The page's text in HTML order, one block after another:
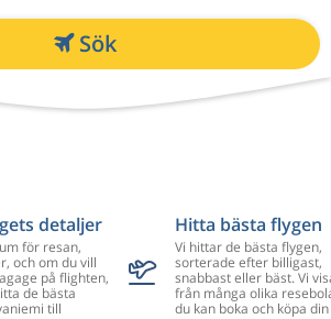
Sök
detaljer
för resan,
och om du vill
på flighten,
de bästa
till
Hitta bästa flygen
Vi hittar de bästa flygen,
sorterade efter billigast,
snabbast eller bäst. Vi
från många olika
du kan boka och köpa